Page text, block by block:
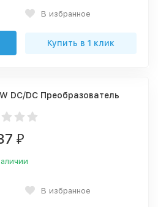
В избранное
Купить в 1 клик
DC/DC Преобразователь
₽
В избранное